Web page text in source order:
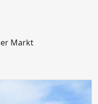
Markt